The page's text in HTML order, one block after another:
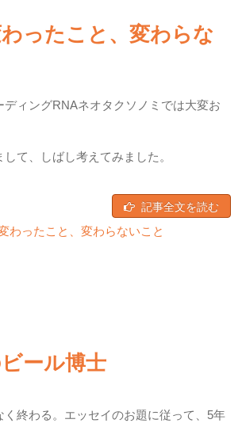
ったこと、変わらな
ディングRNAネオタクソノミでは大変お
して、しばし考えてみました。
記事全文を読む
わったこと、変わらないこと
ール博士
く終わる。エッセイのお題に従って、5年